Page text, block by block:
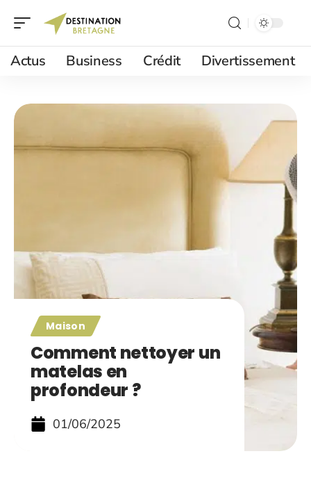
Actus Business Crédit Divertissement
Maison
Comment nettoyer un
matelas en
profondeur ?
01/06/2025